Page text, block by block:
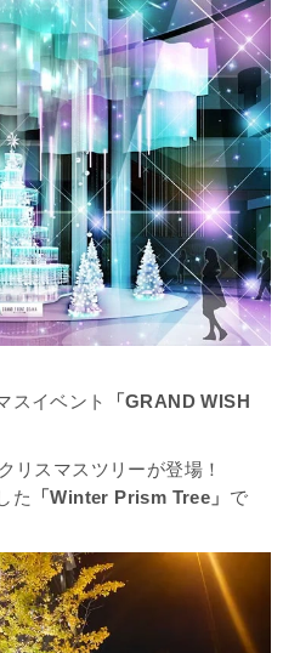
スイベント
「GRAND WISH
リスマスツリーが登場！
た
「Winter Prism Tree」 で